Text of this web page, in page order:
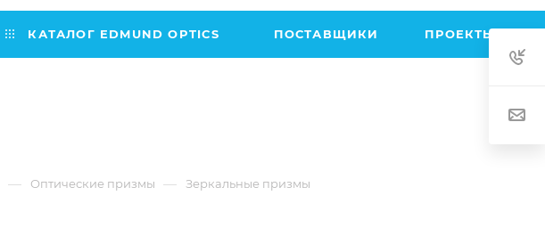
КАТАЛОГ EDMUND OPTICS ПОСТАВЩИКИ ПРОЕКТЫ
— Оптические призмы — Зеркальные призмы